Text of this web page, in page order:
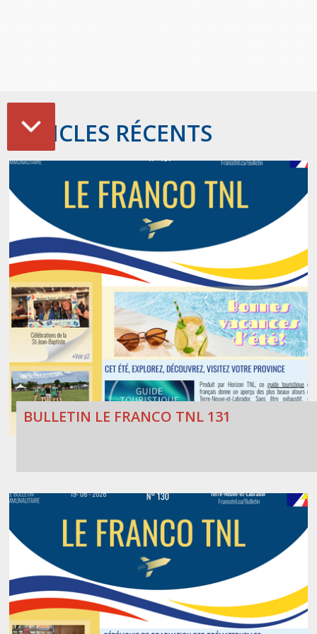
ARTICLES RÉCENTS
BULLETIN LE FRANCO TNL 131